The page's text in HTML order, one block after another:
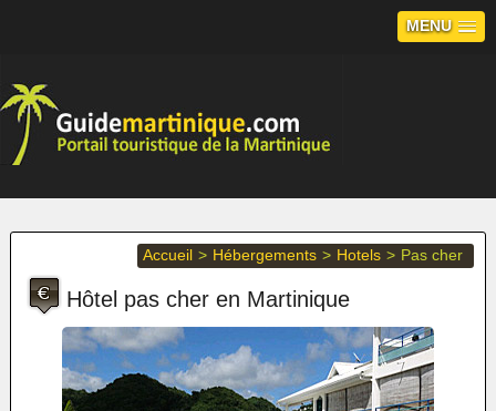
MENU
Hôtel pas cher en Martinique
Accueil > Hébergements > Hotels > Pas cher